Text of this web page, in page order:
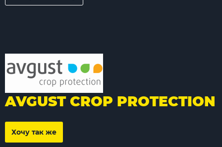
AVGUST CROP PROTECTION
Хочу так же